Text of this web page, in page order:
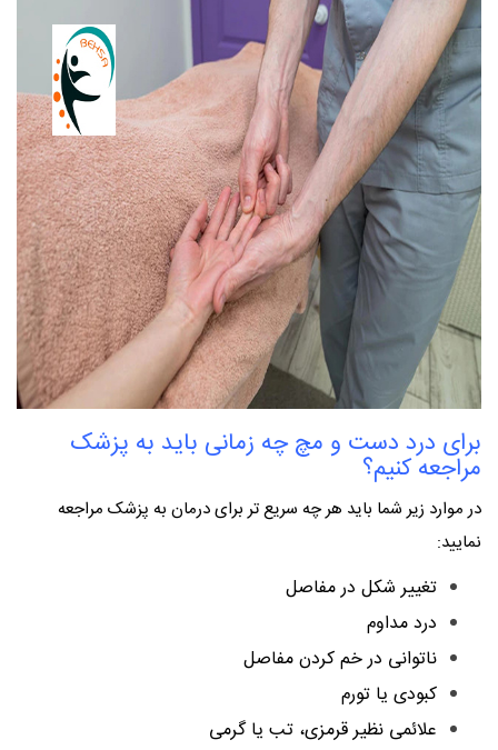
برای درد دست و مچ چه زمانی باید به پزشک
مراجعه کنیم؟
در موارد زیر شما باید هر چه سریع تر برای درمان به پزشک مراجعه
نمایید:
تغییر شکل در مفاصل
درد مداوم
ناتوانی در خم کردن مفاصل
کبودی یا تورم
علائمی نظیر قرمزی، تب یا گرمی